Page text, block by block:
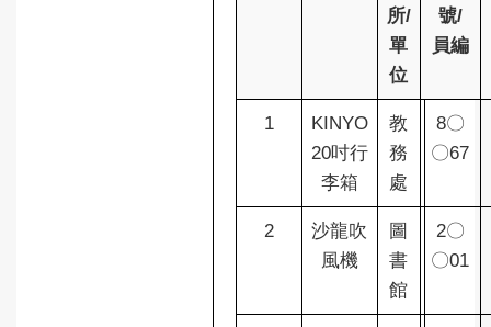
所/
單
位
號/
員編
1
KINYO
20吋行
李箱
教
務
處
8〇
〇67
2
沙龍吹
風機
圖
書
館
2〇
〇01